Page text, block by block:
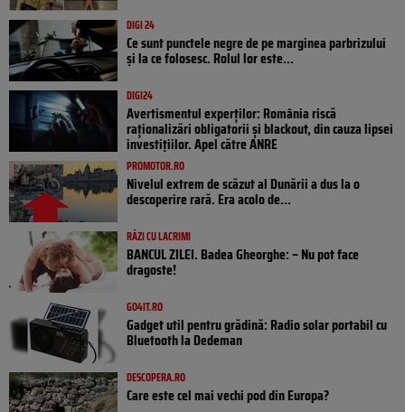
DIGI 24
Ce sunt punctele negre de pe marginea parbrizului
și la ce folosesc. Rolul lor este...
DIGI24
Avertismentul experților: România riscă
raționalizări obligatorii și blackout, din cauza lipsei
investițiilor. Apel către ANRE
PROMOTOR.RO
Nivelul extrem de scăzut al Dunării a dus la o
descoperire rară. Era acolo de...
RÂZI CU LACRIMI
BANCUL ZILEI. Badea Gheorghe: – Nu pot face
dragoste!
GO4IT.RO
Gadget util pentru grădină: Radio solar portabil cu
Bluetooth la Dedeman
DESCOPERA.RO
Care este cel mai vechi pod din Europa?